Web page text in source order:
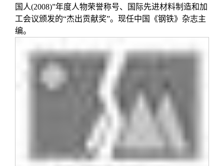
国人(2008)”年度人物荣誉称号、国际先进材料制造和加
工会议颁发的“杰出贡献奖”。现任中国《钢铁》杂志主
编。